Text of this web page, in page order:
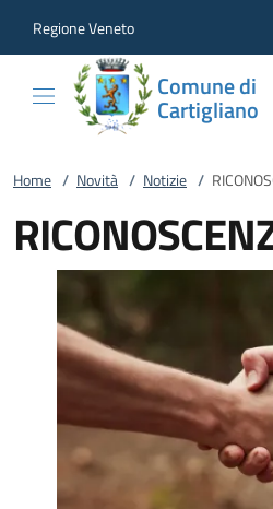
Regione Veneto
Comune di
Cartigliano
Home / Novità / Notizie /